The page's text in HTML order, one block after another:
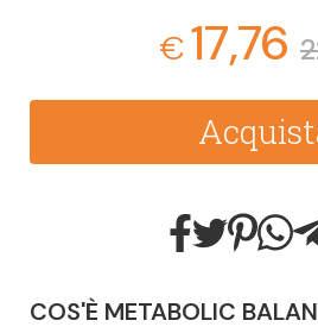
€17,76
COS'È METABOLIC